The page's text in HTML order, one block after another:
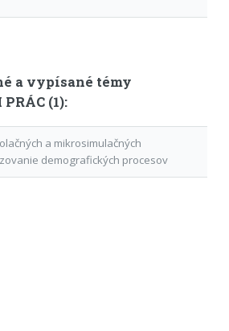
a vypísané témy
(1):
a mikrosimulačných
demografických procesov